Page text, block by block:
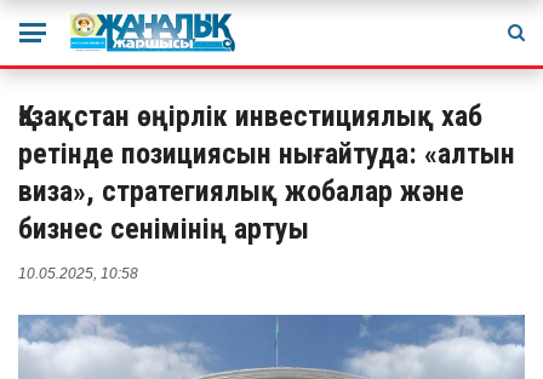
Қазақстан өңірлік инвестициялық хаб
ретінде позициясын нығайтуда: «алтын
виза», стратегиялық жобалар және
бизнес сенімінің артуы
10.05.2025, 10:58